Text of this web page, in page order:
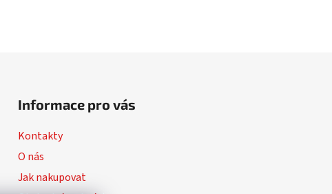
Informace pro vás
Kontakty
O nás
Jak nakupovat